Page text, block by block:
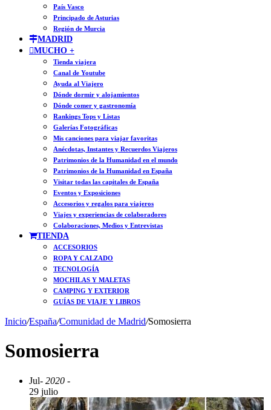
País Vasco
Principado de Asturias
Región de Murcia
MADRID
MUCHO +
Tienda viajera
Canal de Youtube
Ayuda al Viajero
Dónde dormir y alojamientos
Dónde comer y gastronomía
Rankings Tops y Listas
Galerías Fotográficas
Mis canciones para viajar favoritas
Anécdotas, Instantes y Recuerdos Viajeros
Patrimonios de la Humanidad en el mundo
Patrimonios de la Humanidad en España
Visitar todas las capitales de España
Eventos y Exposiciones
Accesorios y regalos para viajeros
Viajes y experiencias de colaboradores
Colaboraciones, Medios y Entrevistas
TIENDA
ACCESORIOS
ROPA Y CALZADO
TECNOLOGÍA
MOCHILAS Y MALETAS
CAMPING Y EXTERIOR
GUÍAS DE VIAJE Y LIBROS
Inicio/España/Comunidad de Madrid/Somosierra
Somosierra
Jul- 2020 -
29 julio